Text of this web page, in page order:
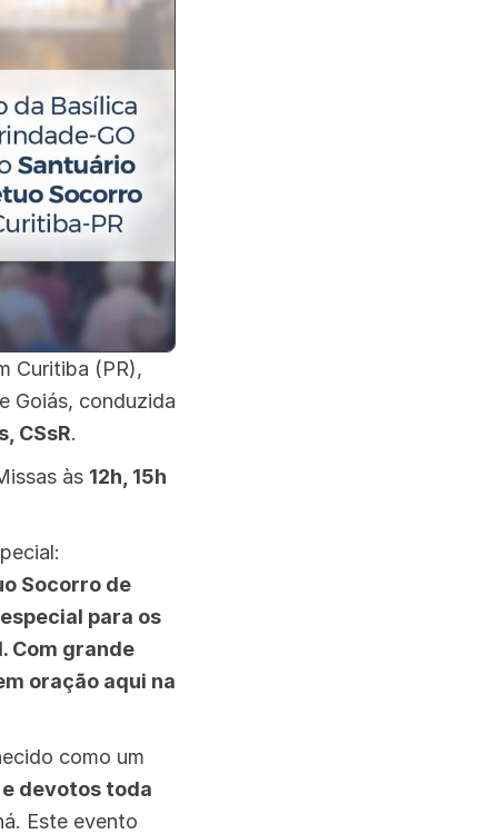
Curitiba (PR),
Goiás, conduzida
CSsR.
às 12h, 15h
Socorro de
para os
Com grande
oração aqui na
como um
devotos toda
Este evento